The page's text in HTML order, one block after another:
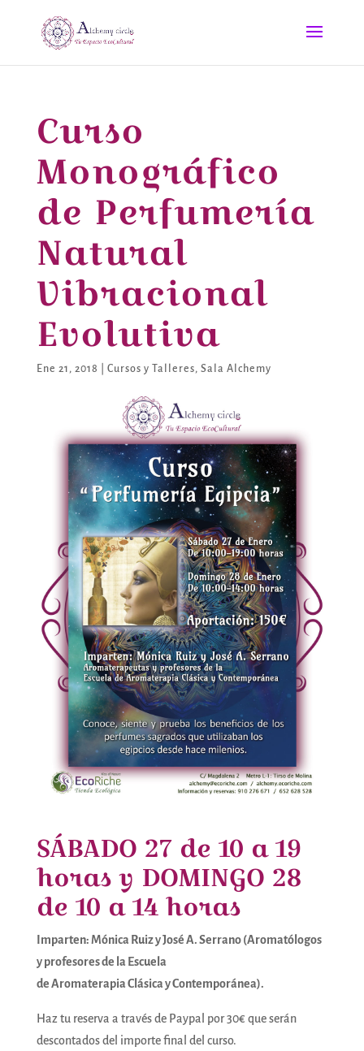
Curso
Monográfico
de Perfumería
Natural
Vibracional
Evolutiva
Ene 21, 2018 Cursos y Talleres, Sala Alchemy
SÁBADO 27 de 10 a 19
horas y DOMINGO 28
de 10 a 14 horas
Imparten: Mónica Ruiz y José A. Serrano (Aromatólogos
y profesores de la Escuela
de Aromaterapia Clásica y Contemporánea).
Haz tu reserva a través de Paypal por 30€ que serán
descontados del importe final del curso.